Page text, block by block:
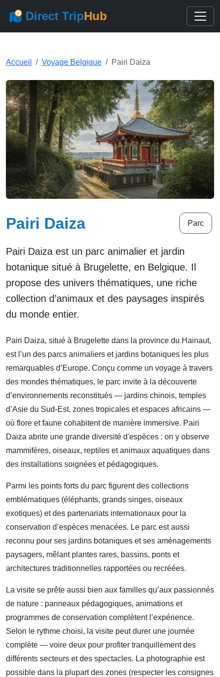
Direct TripHub
Accueil Voyage Belgique Pairi Daiza
Pairi Daiza Parc
Pairi Daiza est un parc animalier et jardin
botanique situé à Brugelette, en Belgique. Il
propose des univers thématiques, une riche
collection d’animaux et des paysages inspirés
du monde entier.
Pairi Daiza, situé à Brugelette dans la province du Hainaut,
est l’un des parcs animaliers et jardins botaniques les plus
remarquables d’Europe. Conçu comme un voyage à travers
des mondes thématiques, le parc invite à la découverte
d’environnements reconstitués — jardins chinois, temples
d’Asie du Sud-Est, zones tropicales et espaces africains —
où flore et faune cohabitent de manière immersive. Pairi
Daiza abrite une grande diversité d'espèces : on y observe
mammifères, oiseaux, reptiles et animaux aquatiques dans
des installations soignées et pédagogiques.
Parmi les points forts du parc figurent des collections
emblématiques (éléphants, grands singes, oiseaux
exotiques) et des partenariats internationaux pour la
conservation d’espèces menacées. Le parc est aussi
reconnu pour ses jardins botaniques et ses aménagements
paysagers, mêlant plantes rares, bassins, ponts et
architectures traditionnelles rapportées ou recréées.
La visite se prête aussi bien aux familles qu’aux passionnés
de nature : panneaux pédagogiques, animations et
programmes de conservation complètent l’expérience.
Selon le rythme choisi, la visite peut durer une journée
complète — voire deux pour profiter tranquillement des
différents secteurs et des spectacles. La photographie est
possible dans la plupart des zones (respecter les consignes